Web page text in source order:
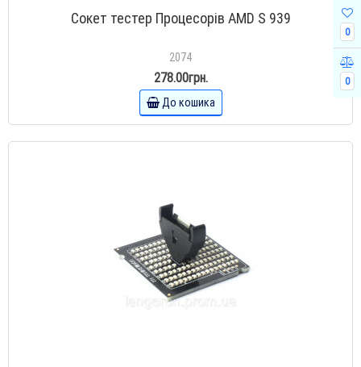
0
0
Сокет тестер Процесорів AMD S 939
2074
278.00грн.
До кошика